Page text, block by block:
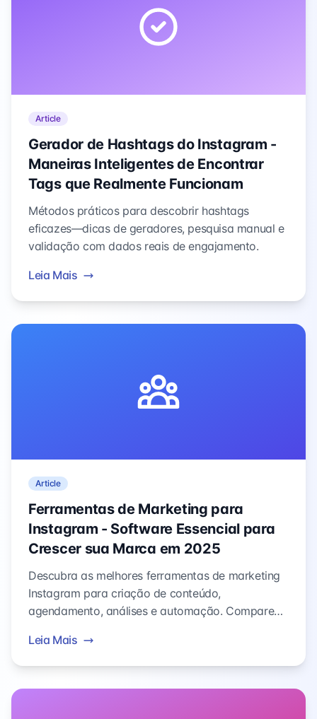
Article
Gerador de Hashtags do Instagram -
Maneiras Inteligentes de Encontrar
Tags que Realmente Funcionam
Métodos práticos para descobrir hashtags
eficazes—dicas de geradores, pesquisa manual e
validação com dados reais de engajamento.
Leia Mais
Article
Ferramentas de Marketing para
Instagram - Software Essencial para
Crescer sua Marca em 2025
Descubra as melhores ferramentas de marketing
Instagram para criação de conteúdo,
agendamento, análises e automação. Compare
seu orçamento e objetivos.
Leia Mais